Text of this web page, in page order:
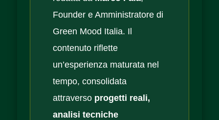
Founder e Amministratore di
Green Mood Italia. Il
contenuto riflette
un’esperienza maturata nel
tempo, consolidata
attraverso progetti reali,
analisi tecniche